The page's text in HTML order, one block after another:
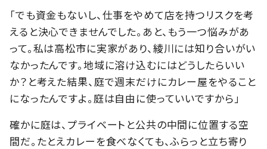
「でも資金もないし、仕事をやめて店を持つリスクを考
えると決心できませんでした。あと、もう一つ悩みがあ
って。私は高松市に実家があり、綾川には知り合いがい
なかったんです。地域に溶け込むにはどうしたらいい
か？と考えた結果、庭で週末だけにカレー屋をやること
になったんですよ。庭は自由に使っていいですから」
確かに庭は、プライベートと公共の中間に位置する空
間だ。たとえカレーを食べなくても、ふらっと立ち寄り